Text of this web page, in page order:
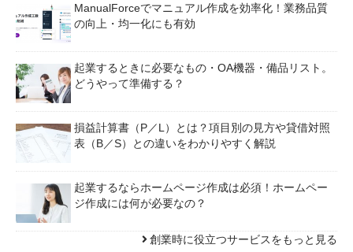
ManualForceでマニュアル作成を効率化！業務品質
の向上・均一化にも有効
起業するときに必要なもの・OA機器・備品リスト。
どうやって準備する？
損益計算書（P／L）とは？項目別の見方や貸借対照
表（B／S）との違いをわかりやすく解説
起業するならホームページ作成は必須！ホームペー
ジ作成には何が必要なの？
創業時に役立つサービスをもっと見る